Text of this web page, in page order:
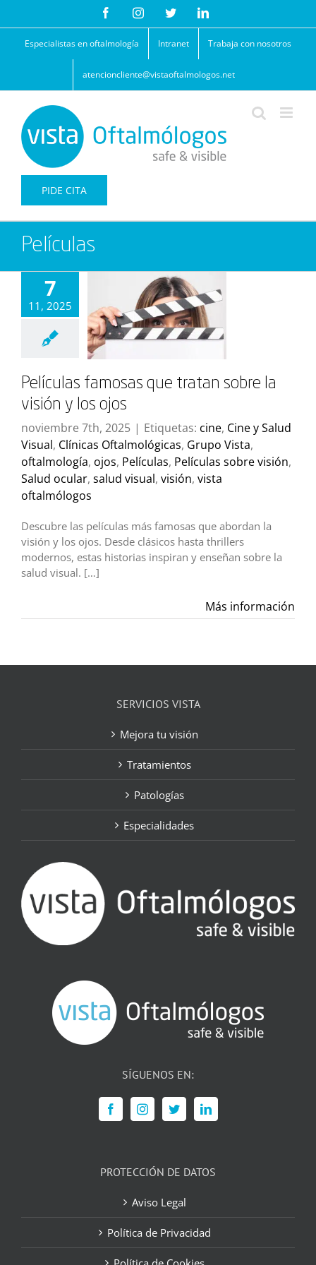
contenido
FacebookInstagramTwitterLinkedIn
Especialistas en oftalmología Intranet Trabaja con nosotros
atencioncliente@vistaoftalmologos.net
PIDE CITA
Películas
7
11, 2025
Películas famosas que tratan sobre la
visión y los ojos
noviembre 7th, 2025 | Etiquetas: cine, Cine y Salud
Visual, Clínicas Oftalmológicas, Grupo Vista,
oftalmología, ojos, Películas, Películas sobre visión,
Salud ocular, salud visual, visión, vista
oftalmólogos
Descubre las películas más famosas que abordan la
visión y los ojos. Desde clásicos hasta thrillers
modernos, estas historias inspiran y enseñan sobre la
salud visual. […]
Más información
SERVICIOS VISTA
Mejora tu visión
Tratamientos
Patologías
Especialidades
SÍGUENOS EN:
PROTECCIÓN DE DATOS
Aviso Legal
Política de Privacidad